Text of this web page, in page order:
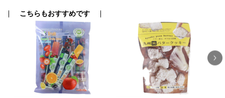
こちらもおすすめです